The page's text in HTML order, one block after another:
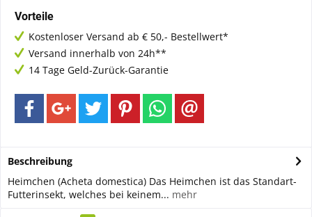
Vorteile
Kostenloser Versand ab € 50,- Bestellwert*
Versand innerhalb von 24h**
14 Tage Geld-Zurück-Garantie
Beschreibung
Heimchen (Acheta domestica) Das Heimchen ist das Standart-
Futterinsekt, welches bei keinem... mehr